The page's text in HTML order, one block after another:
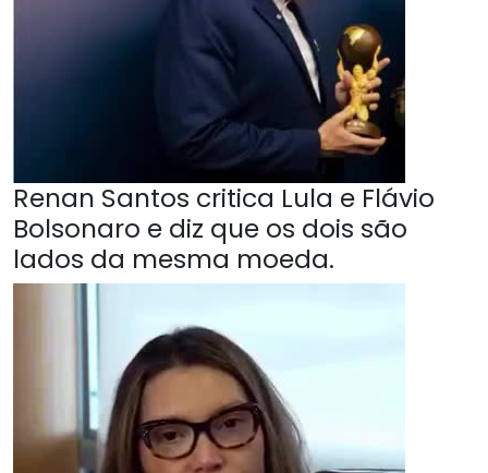
Renan Santos critica Lula e Flávio
Bolsonaro e diz que os dois são
lados da mesma moeda.